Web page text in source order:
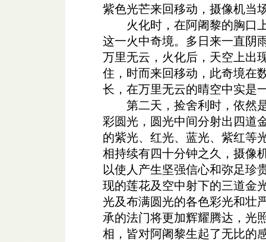
紫色光芒来回移动，摄像机当
火化时，在阿阇黎的胸口上
这一火中奇境。多日来一直阴
万里无云，火化后，天空上出
住，时而来回移动，此奇境在
长，在万里无云的晴空中实是
第二天，捡舍利时，依然是
彩圆光，圆光中间分射出四道
的紫光、红光、蓝光、紫红等
相持续有四十分钟之久，摄像
以使人产生坚强信心和弥足珍
现的莲花及空中射下的三道金
光及布满圆光的各色彩光和壮
承的法门将更加辉耀腾达，光
相，皆对阿阇黎生起了无比的